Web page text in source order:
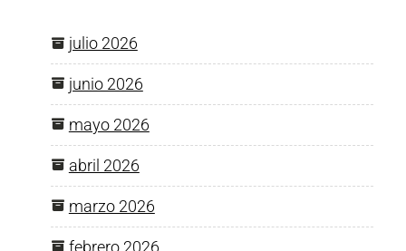
julio 2026
junio 2026
mayo 2026
abril 2026
marzo 2026
febrero 2026